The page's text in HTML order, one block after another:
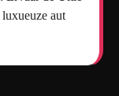
aut